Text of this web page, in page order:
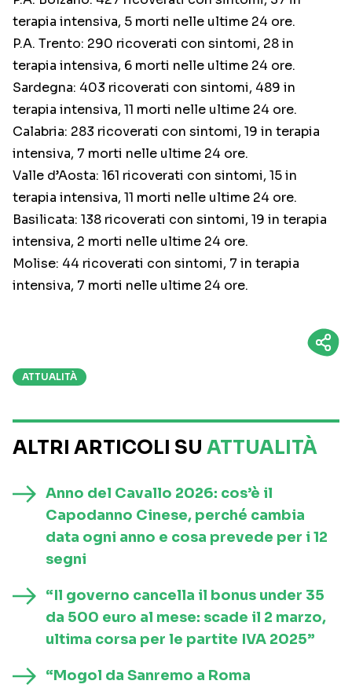
terapia intensiva, 5 morti nelle ultime 24 ore.
P.A. Trento: 290 ricoverati con sintomi, 28 in
terapia intensiva, 6 morti nelle ultime 24 ore.
Sardegna: 403 ricoverati con sintomi, 489 in
terapia intensiva, 11 morti nelle ultime 24 ore.
Calabria: 283 ricoverati con sintomi, 19 in terapia
intensiva, 7 morti nelle ultime 24 ore.
Valle d’Aosta: 161 ricoverati con sintomi, 15 in
terapia intensiva, 11 morti nelle ultime 24 ore.
Basilicata: 138 ricoverati con sintomi, 19 in terapia
intensiva, 2 morti nelle ultime 24 ore.
Molise: 44 ricoverati con sintomi, 7 in terapia
intensiva, 7 morti nelle ultime 24 ore.
ATTUALITÀ
ALTRI ARTICOLI SU ATTUALITÀ
Anno del Cavallo 2026: cos’è il
Capodanno Cinese, perché cambia
data ogni anno e cosa prevede per i 12
segni
“Il governo cancella il bonus under 35
da 500 euro al mese: scade il 2 marzo,
ultima corsa per le partite IVA 2025”
“Mogol da Sanremo a Roma